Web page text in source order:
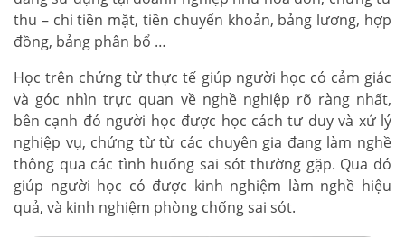
thu – chi tiền mặt, tiền chuyển khoản, bảng lương, hợp
đồng, bảng phân bổ …
Học trên chứng từ thực tế giúp người học có cảm giác
và góc nhìn trực quan về nghề nghiệp rõ ràng nhất,
bên cạnh đó người học được học cách tư duy và xử lý
nghiệp vụ, chứng từ từ các chuyên gia đang làm nghề
thông qua các tình huống sai sót thường gặp. Qua đó
giúp người học có được kinh nghiệm làm nghề hiệu
quả, và kinh nghiệm phòng chống sai sót.